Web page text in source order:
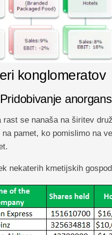
konglomeratov
rast se nanaša na širitev
na pamet, ko pomislimo na
nekaterih kmetijskih